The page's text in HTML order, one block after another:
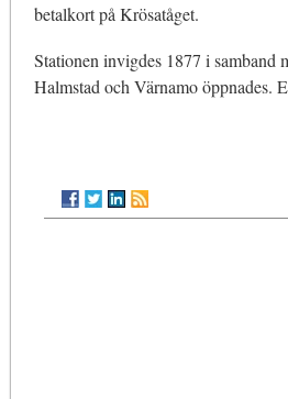
betalkort på Krösatåget.
Stationen invigdes 1877 i samband
Halmstad och Värnamo öppnades.